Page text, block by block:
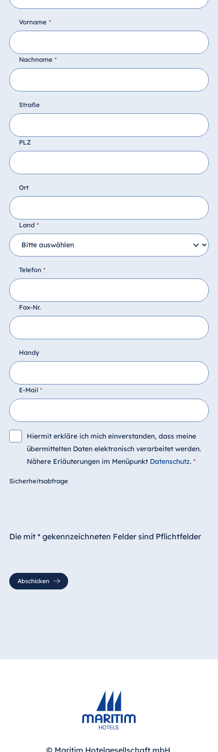
Vorname *
Nachname *
Straße
PLZ
Ort
Land *
Telefon *
Fax-Nr.
Handy
E-Mail *
Hiermit erkläre ich mich einverstanden, dass meine
übermittelten Daten elektronisch verarbeitet werden.
Nähere Erläuterungen im Menüpunkt Datenschutz. *
Sicherheitsabfrage
Die mit * gekennzeichneten Felder sind Pflichtfelder
Abschicken
© Maritim Hotelgesellschaft mbH,